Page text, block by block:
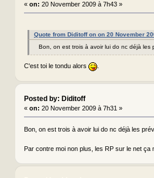
« on: 20 November 2009 à 7h43 »
Quote from Diditoff on on 20 November
Bon, on est trois à avoir lui do nc déjà
C'est toi le tondu alors .
Posted by: Diditoff
« on: 20 November 2009 à 7h31 »
Bon, on est trois à avoir lui do nc déjà les
Par contre moi non plus, les RP sur le net ça